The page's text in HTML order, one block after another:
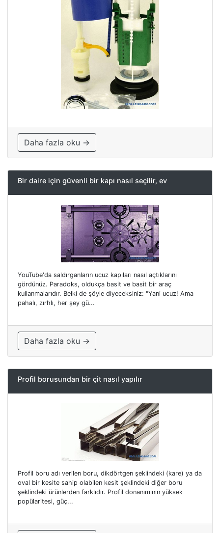
Daha fazla oku →
Bir daire için güvenli bir kapı nasıl seçilir, ev
YouTube'da saldırganların ucuz kapıları nasıl açtıklarını
gördünüz. Paradoks, oldukça basit ve basit bir araç
kullanmalarıdır. Belki de şöyle diyeceksiniz: "Yani ucuz! Ama
pahalı, zırhlı, her şey gü...
Daha fazla oku →
Profil borusundan bir çit nasıl yapılır
Profil boru adı verilen boru, dikdörtgen şeklindeki (kare) ya da
oval bir kesite sahip olabilen kesit şeklindeki diğer boru
şeklindeki ürünlerden farklıdır. Profil donanımının yüksek
popülaritesi, güç...